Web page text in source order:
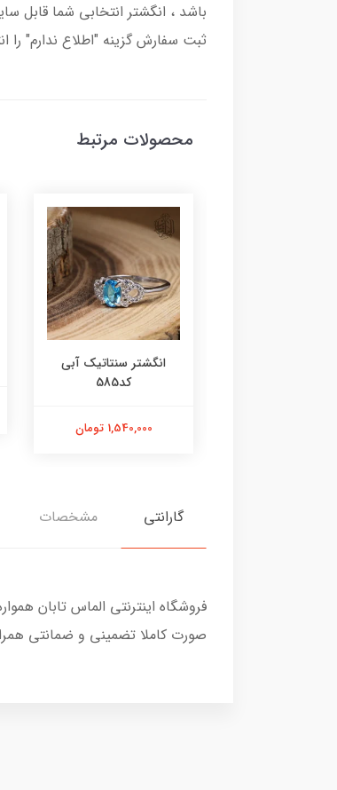
باشد ، انگشتر انتخابی شما قابل
ثبت سفارش گزینه "اطلاع ندارم" را
محصولات مرتبط
انگشتر سنتاتیک آبی
کد585
1,540,000 تومان
گارانتی مشخصات
فروشگاه اینترنتی الماس تابان
صورت کاملا تضمینی و ضمانتی